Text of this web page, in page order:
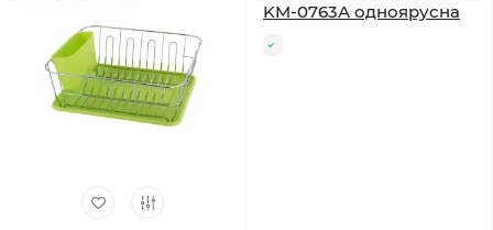
KM-0763А одноярусна